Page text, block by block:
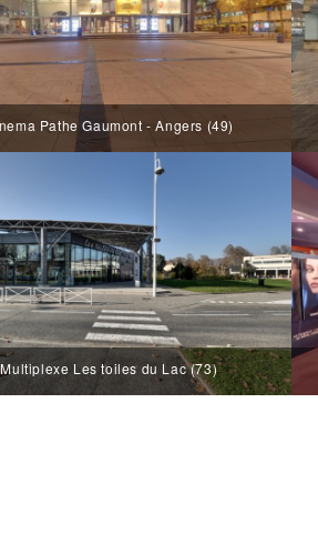
Pathe Gaumont - Angers (49)
Multiplexe Les toiles du Lac (73)